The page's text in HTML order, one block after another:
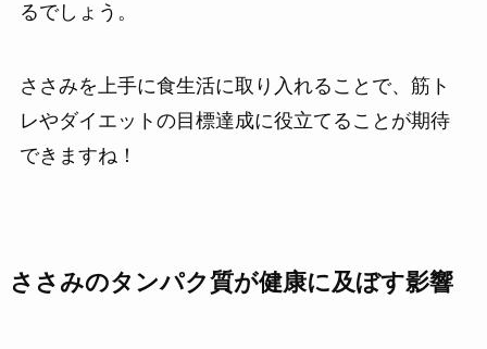
るでしょう。
ささみを上手に食生活に取り入れることで、筋ト
レやダイエットの目標達成に役立てることが期待
できますね！
ささみのタンパク質が健康に及ぼす影響